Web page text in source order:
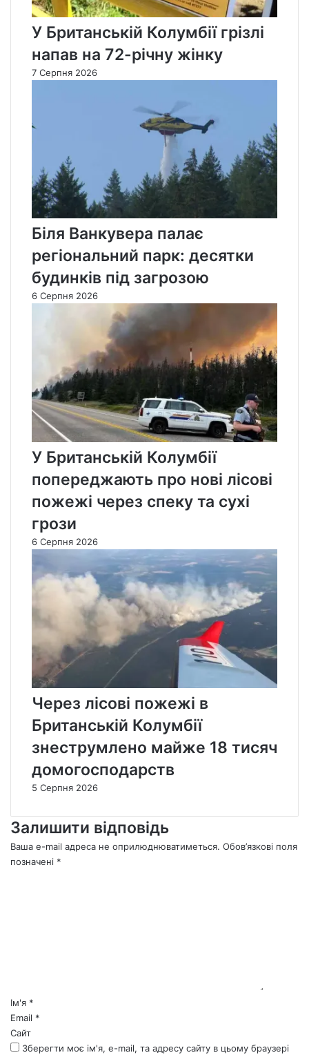
У Британській Колумбії грізлі
напав на 72-річну жінку
7 Серпня 2026
Біля Ванкувера палає
регіональний парк: десятки
будинків під загрозою
6 Серпня 2026
У Британській Колумбії
попереджають про нові лісові
пожежі через спеку та сухі
грози
6 Серпня 2026
Через лісові пожежі в
Британській Колумбії
знеструмлено майже 18 тисяч
домогосподарств
5 Серпня 2026
Залишити відповідь
Ваша e-mail адреса не оприлюднюватиметься. Обов’язкові поля
позначені *
*Ім'я *
Email *
Сайт
Зберегти моє ім'я, e-mail, та адресу сайту в цьому браузері